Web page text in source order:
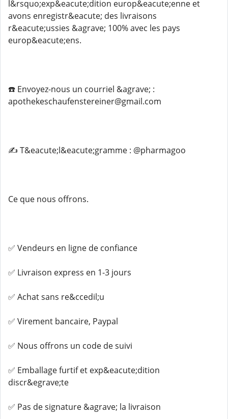
l&rsquo;exp&eacute;dition europ&eacute;enne et
avons enregistr&eacute; des livraisons
r&eacute;ussies &agrave; 100% avec les pays
europ&eacute;ens.
☎️ Envoyez-nous un courriel &agrave; :
apothekeschaufenstereiner@gmail.com
✍️ T&eacute;l&eacute;gramme : @pharmagoo
Ce que nous offrons.
✅ Vendeurs en ligne de confiance
✅ Livraison express en 1-3 jours
✅ Achat sans re&ccedil;u
✅ Virement bancaire, Paypal
✅ Nous offrons un code de suivi
✅ Emballage furtif et exp&eacute;dition
discr&egrave;te
✅ Pas de signature &agrave; la livraison